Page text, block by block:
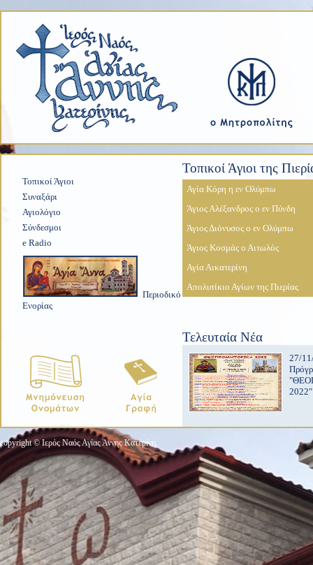
Τοπικοί Άγιοι
Συναξάρι
Αγιολόγιο
Σύνδεσμοι
e Radio
Περιοδικό
Ενορίας
Τοπικοί Άγιοι της
Αγία Κόρη η εν Ολύμπω
Άγιος Αλέξανδρος ο εν Πύνδη
Άγιος Διόνυσος ο εν Ολύμπω
Άγιος Κοσμάς ο Αιτωλός
Αγία Αικατερίνη
Απολυτίκιο Αγίων της Πιερίας
Τελευταία Νέα
27/
2022"
copyright © Ιερός Ναός Αγίας Άννης Κατερίνη.